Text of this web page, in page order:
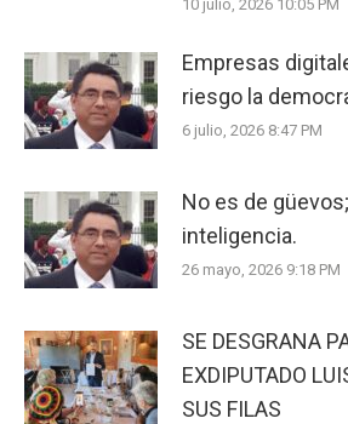
10 julio, 2026 10:05 PM
Empresas
riesgo la
6 julio, 2026 8:47 PM
No es de
inteligencia.
26 mayo, 2026 9:18 PM
SE DESGRANA
EXDIPUTADO
SUS FILAS